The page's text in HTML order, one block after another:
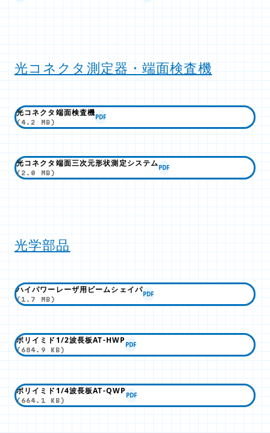
光コネクタ測定器・端面検査機
光コネクタ端面検査機
(4.2 MB)
PDF
光コネクタ端面三次元形状測定システム
(2.0 MB)
PDF
光学部品
ハイパワーレーザ用ビームシェイパ
(1.7 MB)
PDF
ポリイミド1/2波長板AT-HWP
(684.9 KB)
PDF
ポリイミド1/4波長板AT-QWP
(664.1 KB)
PDF